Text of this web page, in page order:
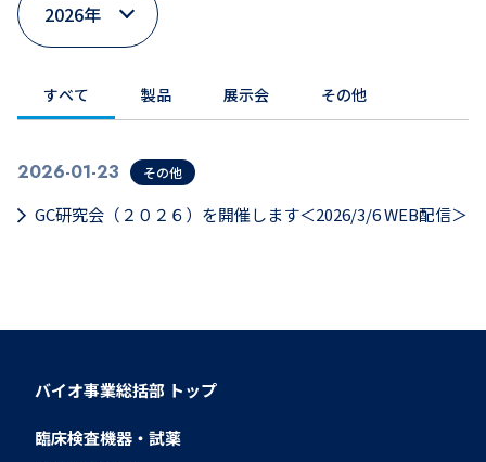
すべて 製品 展示会 その他
2026-01-23 その他
GC研究会（２０２６）を開催します＜2026/3/6 WEB配信＞
バイオ事業総括部 トップ
臨床検査機器・試薬